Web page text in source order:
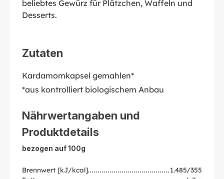
beliebtes Gewürz für Plätzchen, Waffeln und
Desserts.
Zutaten
Kardamomkapsel gemahlen*
*aus kontrolliert biologischem Anbau
Nährwertangaben und
Produktdetails
bezogen auf 100g
Brennwert [kJ/kcal]
1.485/355